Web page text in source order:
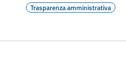
Trasparenza amministrativa